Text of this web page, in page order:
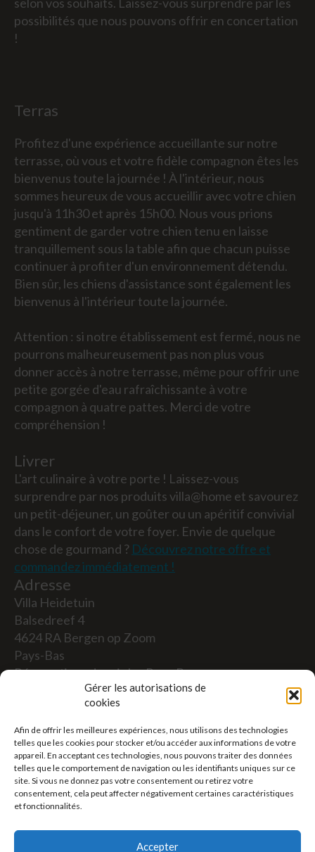
Gérer les autorisations de
cookies
Afin de offrir les meilleures expériences, nous utilisons des technologies
telles que les cookies pour stocker et/ou accéder aux informations de votre
appareil. En acceptant ces technologies, nous pouvons traiter des données
telles que le comportement de navigation ou les identifiants uniques sur ce
site. Si vous ne donnez pas votre consentement ou retirez votre
consentement, cela peut affecter négativement certaines caractéristiques
et fonctionnalités.
Accepter
possibilités que nous pouvons offrir en concertation
!
Terras
Profitez d'une expérience accueillante sur notre
terrasse, où vous et votre fidèle compagnon êtes les
bienvenus toute la journée ! À l'intérieur, nous
sommes heureux de vous accueillir avec votre chien
jusqu'à 11h30 et après 15h00. Nous vous prions
gentiment de garder votre chien tenu en laisse
tranquillement sous la table afin que chacun puisse
continuer à profiter d'un environnement détendu.
Bien sûr, les chiens d'assistance sont également les
bienvenus à l'intérieur toute la journée.
Attention : si notre établissement est fermé, nous ne
pourrons malheureusement pas non plus vous
donner accès à notre terrasse, même pour offrir une
petite gorgée d'eau rafraîchissante à votre
compagnon à quatre pattes. Merci de votre
compréhension !
Livrer
L'art culinaire à votre porte ! Laissez-vous
surprendre par nos produits villa@home et savourez
un petit-déjeuner, un goûter ou un apéritif convivial
dans le confort de votre foyer. Envie de quelque
chose de gourmand ? Découvrez notre offre et
commandez immédiatement !
Adresse
Villa Heidetuin
Balsedreef 4
4624 RA Bergen op Zoom
Pays-Bas
Réservations depuis les Pays-Bas
06-19117004
Depuis l'étranger (Réservations depuis l'extérieur
des Pays-Bas)
+31 (0)619117004
Courriel :welkom@villaheidetuin.nl